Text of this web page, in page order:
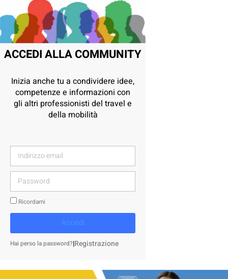
ACCEDI ALLA COMMUNITY
Inizia anche tu a condividere idee,
competenze e informazioni con
gli altri professionisti del travel e
della mobilità
Ricordami
Accedi
Hai perso la password?|Registrazione